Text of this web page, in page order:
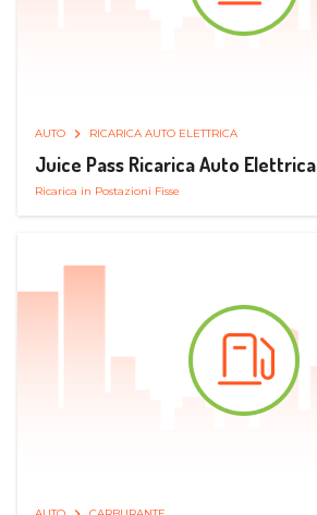
AUTO RICARICA AUTO ELETTRICA
Juice Pass Ricarica Auto Elettrica
Ricarica in Postazioni Fisse